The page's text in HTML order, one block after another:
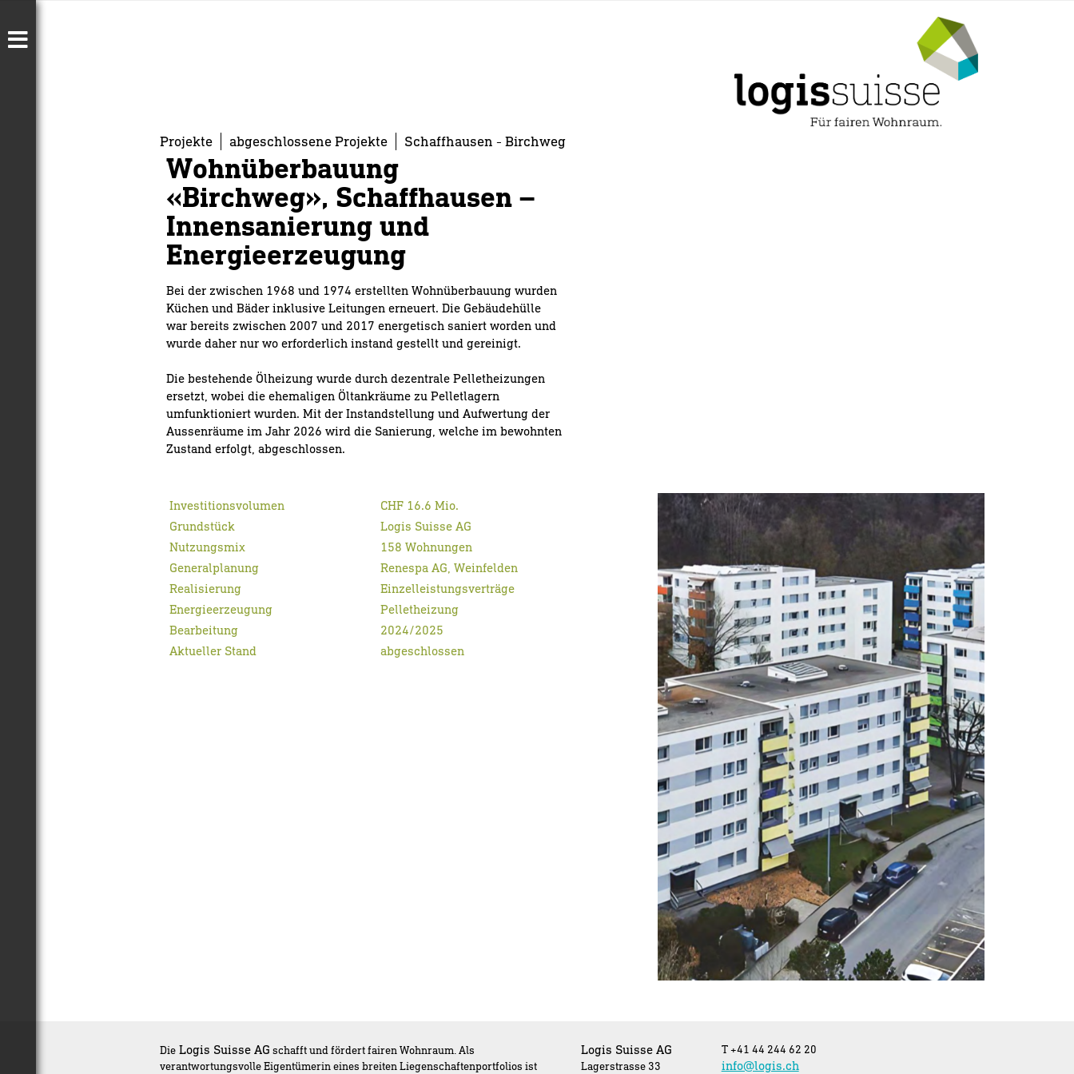
Projekte abgeschlossene Projekte Schaffhausen - Birchweg
Wohnüberbauung
«Birchweg», Schaffhausen –
Innensanierung und
Energieerzeugung
Bei der zwischen 1968 und 1974 erstellten Wohnüberbauung wurden
Küchen und Bäder inklusive Leitungen erneuert. Die Gebäudehülle
war bereits zwischen 2007 und 2017 energetisch saniert worden und
wurde daher nur wo erforderlich instand gestellt und gereinigt.
Die bestehende Ölheizung wurde durch dezentrale Pelletheizungen
ersetzt, wobei die ehemaligen Öltankräume zu Pelletlagern
umfunktioniert wurden. Mit der Instandstellung und Aufwertung der
Aussenräume im Jahr 2026 wird die Sanierung, welche im bewohnten
Zustand erfolgt, abgeschlossen.
Investitionsvolumen
CHF 16.6 Mio.
Grundstück
Logis Suisse AG
Nutzungsmix
158 Wohnungen
Generalplanung
Renespa AG, Weinfelden
Realisierung
Einzelleistungsverträge
Energieerzeugung
Pelletheizung
Bearbeitung
2024/2025
Aktueller Stand
abgeschlossen
Die Logis Suisse AG schafft und fördert fairen Wohnraum. Als
verantwortungsvolle Eigentümerin eines breiten Liegenschaftenportfolios ist
Logis Suisse AG
Lagerstrasse 33
T +41 44 244 62 20
info@logis.ch